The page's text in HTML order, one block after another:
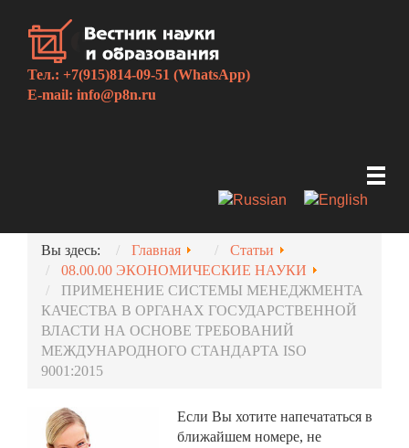
Тел.: +7(915)814-09-51 (WhatsApp)
E-mail: info@p8n.ru
Вы здесь: Главная
Статьи
08.00.00 ЭКОНОМИЧЕСКИЕ НАУКИ
ПРИМЕНЕНИЕ СИСТЕМЫ МЕНЕДЖМЕНТА
КАЧЕСТВА В ОРГАНАХ ГОСУДАРСТВЕННОЙ
ВЛАСТИ НА ОСНОВЕ ТРЕБОВАНИЙ
МЕЖДУНАРОДНОГО СТАНДАРТА ISO
9001:2015
Если Вы хотите напечататься в
ближайшем номере, не